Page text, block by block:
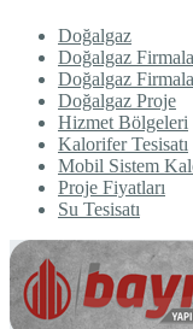
Doğalgaz
Doğalgaz
Doğalgaz
Doğalgaz Proje
Hizmet Bölgeleri
Kalorifer Tesisatı
Mobil Sistem
Proje Fiyatları
Su Tesisatı